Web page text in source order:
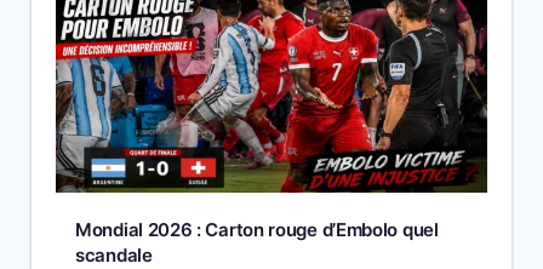
Mondial 2026 : Carton rouge d’Embolo quel
scandale